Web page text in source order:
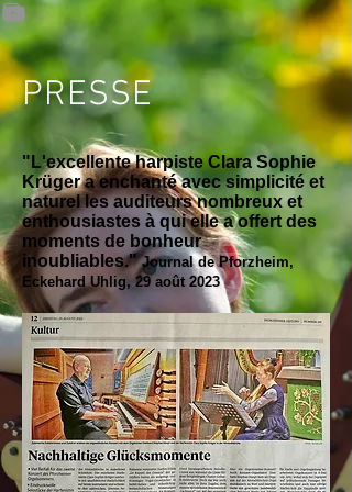
PRESSE
"L'excellente harpiste Clara Sophie
Krüger a enchanté avec simplicité et
naturel les auditeurs nombreux et
enthousiastes à qui elle a offert des
moments de bonheur
inoubliables."Journal de Pforzheim,
Eckehard Uhlig, 29 août 2023